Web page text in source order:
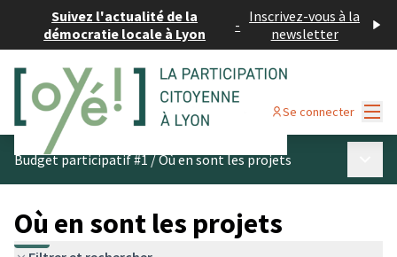
Suivez l'actualité de la
démocratie locale à Lyon
- Inscrivez-vous à la
newsletter
Se connecter
Budget participatif #1/Où en sont les projets
Où en sont les projets